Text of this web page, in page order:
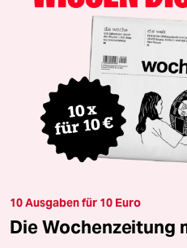
10 Ausgaben für 10 Euro
Die Wochenzeitung